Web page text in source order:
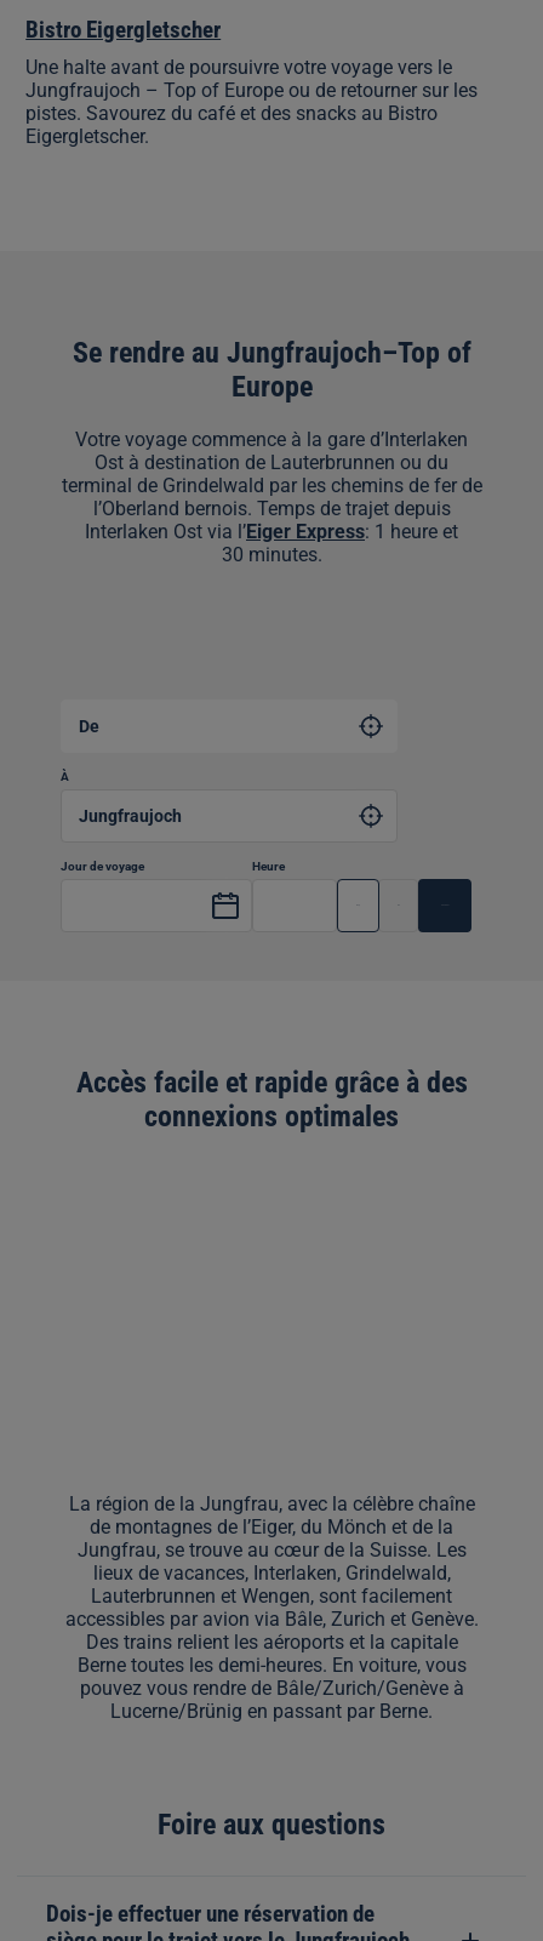
Bistro Eigergletscher
Une halte avant de poursuivre votre voyage vers le
Jungfraujoch – Top of Europe ou de retourner sur les
pistes. Savourez du café et des snacks au Bistro
Eigergletscher.
Se rendre au Jungfraujoch–Top of
Europe
Votre voyage commence à la gare d’Interlaken
Ost à destination de Lauterbrunnen ou du
terminal de Grindelwald par les chemins de fer de
l’Oberland bernois. Temps de trajet depuis
Interlaken Ost via l’Eiger Express: 1 heure et
30 minutes.
De
Accès facile et rapide grâce à des
connexions optimales
La région de la Jungfrau, avec la célèbre chaîne
de montagnes de l’Eiger, du Mönch et de la
Jungfrau, se trouve au cœur de la Suisse. Les
lieux de vacances, Interlaken, Grindelwald,
Lauterbrunnen et Wengen, sont facilement
accessibles par avion via Bâle, Zurich et Genève.
Des trains relient les aéroports et la capitale
Berne toutes les demi-heures. En voiture, vous
pouvez vous rendre de Bâle/Zurich/Genève à
Lucerne/Brünig en passant par Berne.
Foire aux questions
Dois-je effectuer une réservation de